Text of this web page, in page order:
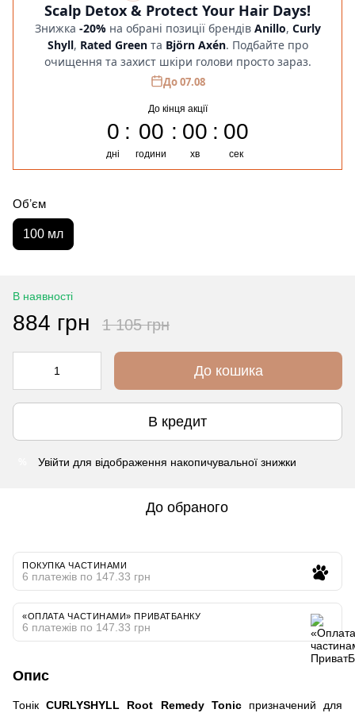
Scalp Detox & Protect Your Hair Days!
Знижка -20%на обрані позиції брендів Anillo, Curly
Shyll, Rated Greenта Björn Axén. Подбайте про
очищення та захист шкіри голови просто зараз.
До 07.08
До кінця акції
0
дні
00
години
00
хв
00
сек
Обʼєм
100 мл
В наявності
884 грн 1 105 грн
До кошика
В кредит
Увійти для відображення накопичувальної знижки
До обраного
ПОКУПКА ЧАСТИНАМИ
6 платежів по 147.33 грн
«ОПЛАТА ЧАСТИНАМИ» ПРИВАТБАНКУ
6 платежів по 147.33 грн
Опис
ТонікCURLYSHYLL Root Remedy Tonicпризначений для